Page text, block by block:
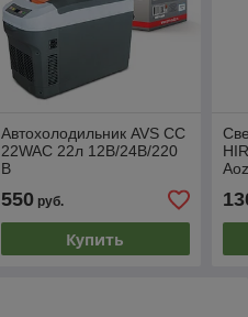
Автохолодильник AVS CC
22WAC 22л 12В/24В/220
В
550руб.
Купить